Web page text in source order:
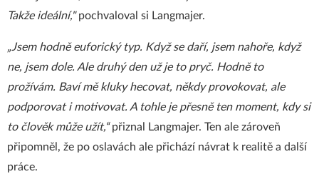
Takže ideální,"pochvaloval si Langmajer.
„Jsem hodně euforický typ. Když se daří, jsem nahoře, když
ne, jsem dole. Ale druhý den už je to pryč. Hodně to
prožívám. Baví mě kluky hecovat, někdy provokovat, ale
podporovat i motivovat. A tohle je přesně ten moment, kdy si
to člověk může užít,“přiznal Langmajer. Ten ale zároveň
připomněl, že po oslavách ale přichází návrat k realitě a další
práce.